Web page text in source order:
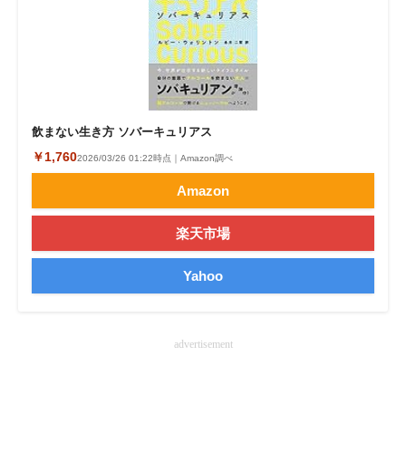
ITエンジニア向け専門サイト
企業向けIT製品の総合サイト
IT製品の技術・比較・事例
製造業のIT導入・活用を支援
モノづくり技術者専門サイト
エレクトロニクス専門サイト
飲まない生き方 ソバーキュリアス
￥1,7602026/03/26 01:22時点｜Amazon調べ
Amazon
楽天市場
Yahoo
advertisement